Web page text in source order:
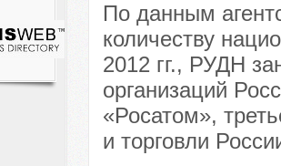
По данным
количеству
2012 гг., РУДН
организаций
«Росатом»,
и торговли